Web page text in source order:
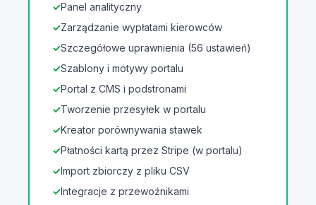
Panel analityczny
Zarządzanie wypłatami kierowców
Szczegółowe uprawnienia (56 ustawień)
Szablony i motywy portalu
Portal z CMS i podstronami
Tworzenie przesyłek w portalu
Kreator porównywania stawek
Płatności kartą przez Stripe (w portalu)
Import zbiorczy z pliku CSV
Integracje z przewoźnikami